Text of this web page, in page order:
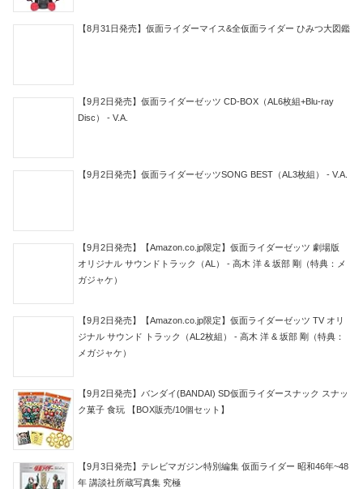
【8月31日発売】仮面ライダーマイス&全仮面ライダー ひみつ大図鑑
【9月2日発売】仮面ライダーゼッツ CD-BOX（AL6枚組+Blu-ray
Disc） - V.A.
【9月2日発売】仮面ライダーゼッツSONG BEST（AL3枚組） - V.A.
【9月2日発売】【Amazon.co.jp限定】仮面ライダーゼッツ 劇場版
オリジナル サウンドトラック（AL） - 高木 洋 & 坂部 剛（特典：メ
ガジャケ）
【9月2日発売】【Amazon.co.jp限定】仮面ライダーゼッツ TV オリ
ジナル サウンド トラック（AL2枚組） - 高木 洋 & 坂部 剛（特典：
メガジャケ）
【9月2日発売】バンダイ(BANDAI) SD仮面ライダースナック スナッ
ク菓子 食玩 【BOX販売/10個セット】
【9月3日発売】テレビマガジン特別編集 仮面ライダー 昭和46年~48
年 講談社所蔵写真集 究極